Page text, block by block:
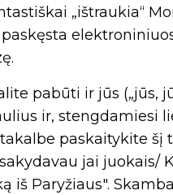
„ištraukia“
pabūti ir jūs („jūs,
ir, stengdamiesi
paskaitykite šį
jai juokais/
iš Paryžiaus".